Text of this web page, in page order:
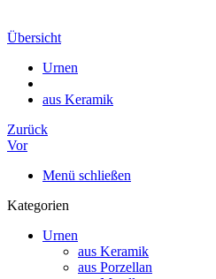
Übersicht
Urnen
aus Keramik
Zurück
Vor
Menü schließen
Kategorien
Urnen
aus Keramik
aus Porzellan